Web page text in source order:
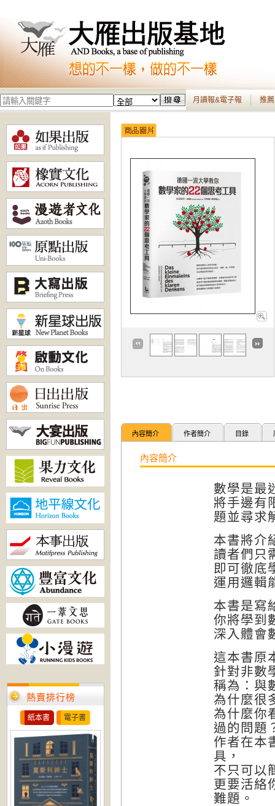
月讀報&電子報 推
熱賣排行榜
紙本書 電子書
內容簡介 作者簡介 目錄
內容簡介
數學是最
將手邊有
題並尋求
本書將介
讀者們只
即可徹底
運用邏輯
本書是寫
你將學到
深入體會
這本書原
針對非數
稱為：與
為什麼很
為什麼你
過的問題
作者在本
具，
不只可以
更要活絡
難題。